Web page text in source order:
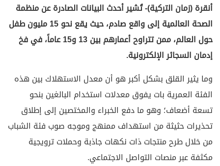
أنقرة (زمان التركية)- تُشير أحدث البيانات الصادرة عن منظمة
الصحة العالمية إلى واقع صادم، حيث يقع نحو 15 مليون طفل
حول العالم، ممن تتراوح أعمارهم بين 13 و15 عاماً، في فخ
إدمان السجائر الإلكترونية.
وما يثير القلق بشكل أكبر هو أن معدل الاستهلاك بين هذه
الفئة العمرية بات يفوق معدلات استخدام البالغين بنحو
تسعة أضعاف؛ وهو ما دفع الخبراء والمختصين إلى إطلاق
تحذيرات حثيثة من استهداف ممنهج وموجه صوب فئة الشباب
من خلال طرح منتجات ذات نكهات جاذبة وحملات ترويجية
مكثفة عبر منصات التواصل الاجتماعي.